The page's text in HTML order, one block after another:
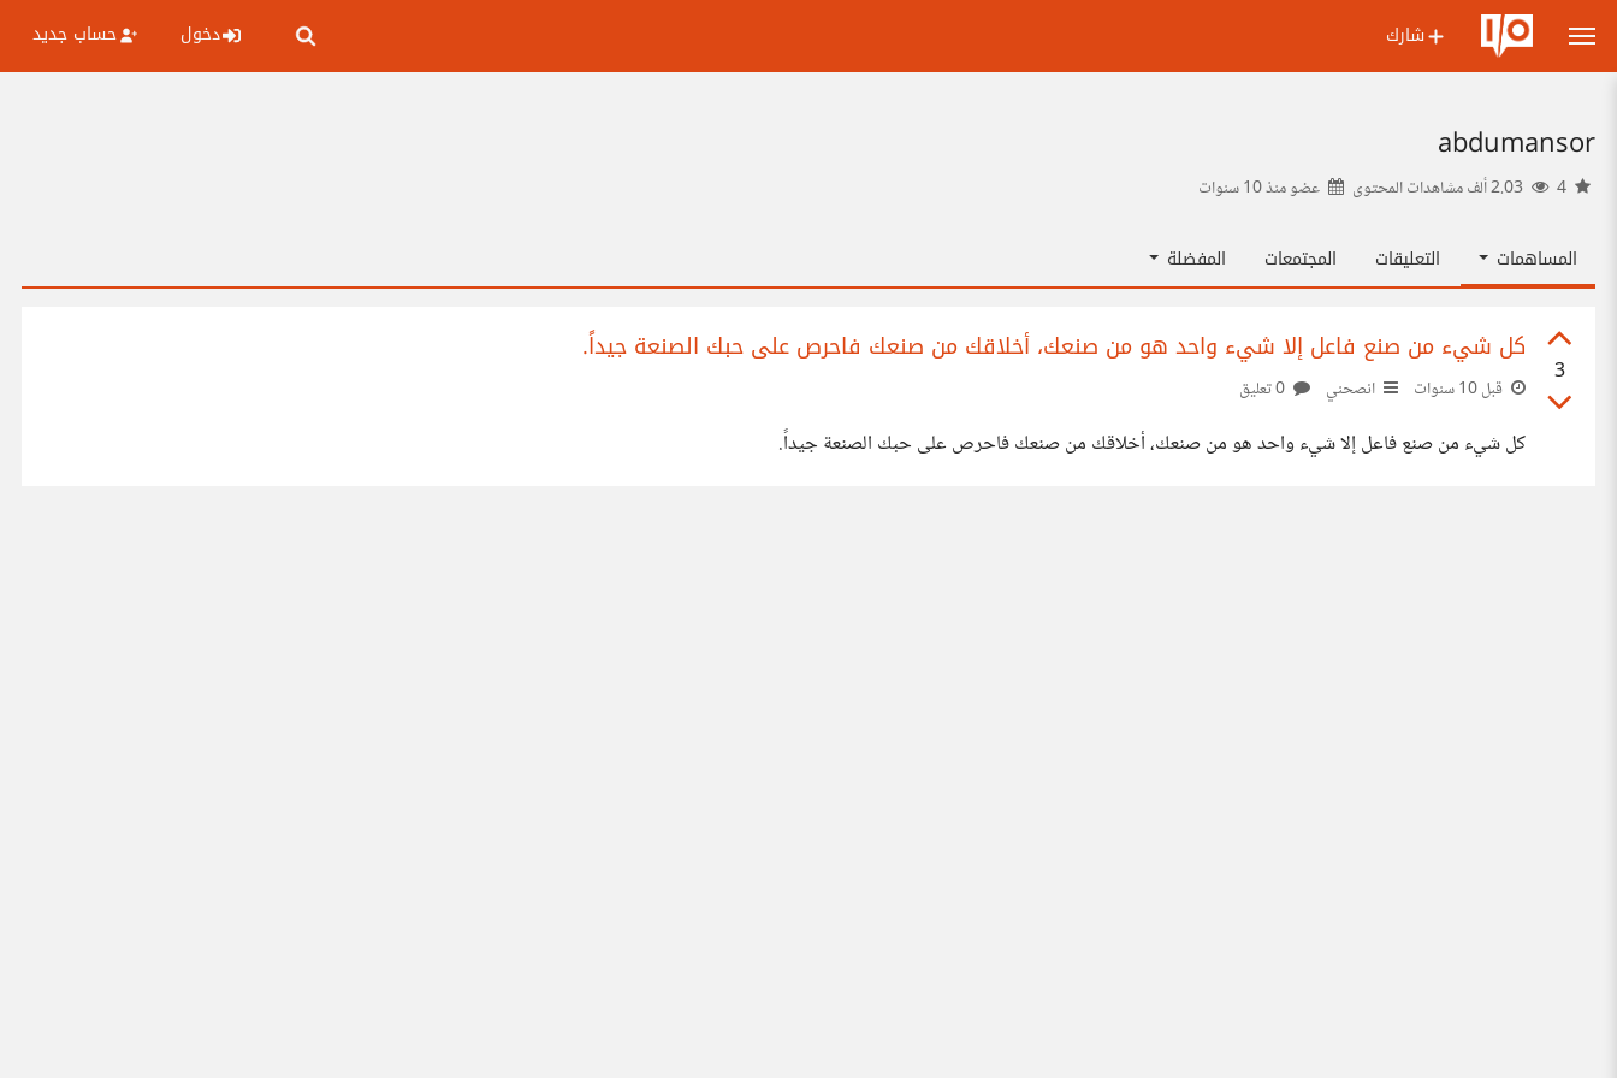
شارك دخول حساب جديد
abdumansor
عضو منذ10 سنوات
المساهمات التعليقات المجتمعات المفضلة
3
كل شيء من صنع فاعل إلا شيء واحد هو من صنعك، أخلاقك من صنعك فاحرص على حبك الصنعة جيداً.
قبل 10 سنوات انصحني
كل شيء من صنع فاعل إلا شيء واحد هو من صنعك، أخلاقك من صنعك فاحرص على حبك الصنعة جيداً.